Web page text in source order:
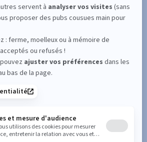
DE MERINOS !
email
S'inscrire
vous confirmez avoir plus de 16 ans et
notre Newsletter incluant des informations
services, produits ou évènements de Bultex